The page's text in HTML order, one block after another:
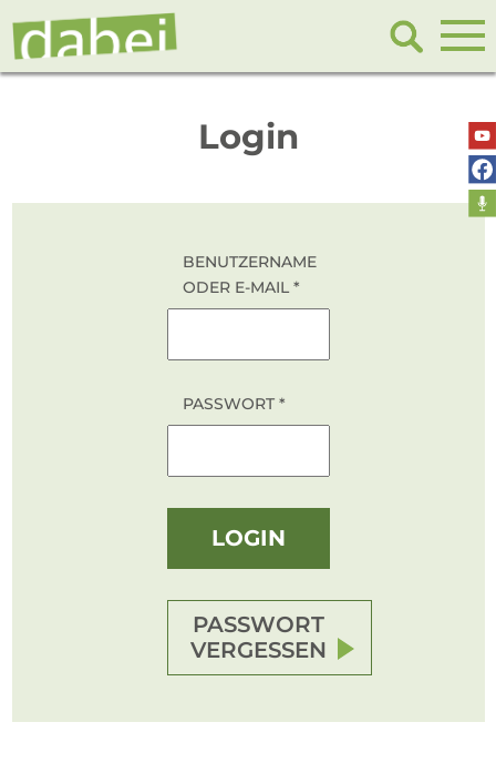
Login
BENUTZERNAME
ODER E-MAIL*
PASSWORT *
BENUTZERNAME
LOGIN
PASSWORT
VERGESSEN